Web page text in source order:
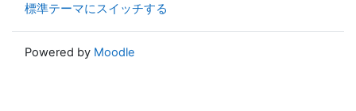
標準テーマにスイッチする
Powered by Moodle